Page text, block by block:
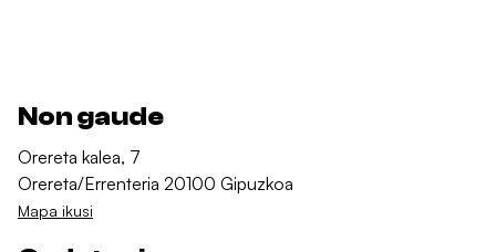
Non gaude
Orereta kalea, 7
Orereta/Errenteria 20100 Gipuzkoa
Mapa ikusi